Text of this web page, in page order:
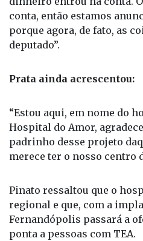
conta, então estamos
porque agora, de fato, as
deputado”.
Prata ainda acrescentou:
“Estou aqui, em nome do
Hospital do Amor,
padrinho desse projeto
merece ter o nosso centro
Pinato ressaltou que o
regional e que, com a
Fernandópolis passará a
ponta a pessoas com TEA.